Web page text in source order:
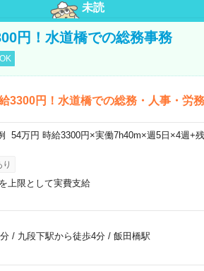
未読
円！水道橋での総務事務
3300円！水道橋での総務・人事・労務
54万円 時給3300円×実働7h40m×週5日×4週+
上限として実費支給
/ 九段下駅から徒歩4分/ 飯田橋駅